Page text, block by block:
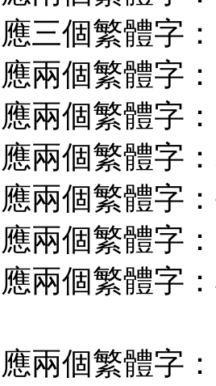
三個繁體字
兩個繁體字
兩個繁體字
兩個繁體字
兩個繁體字
兩個繁體字
兩個繁體字
兩個繁體字